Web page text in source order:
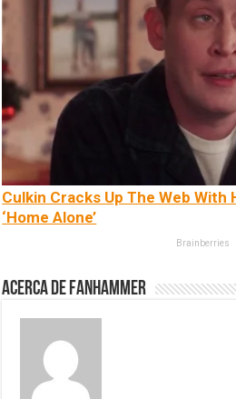
Culkin Cracks Up The Web With
‘Home Alone’
Brainberries
Acerca de fanhammer